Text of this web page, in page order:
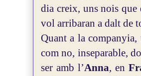
dia creix, uns nois que
vol arribaran a dalt de
Quant a la
com no, inseparable,
ser amb l’Anna, en